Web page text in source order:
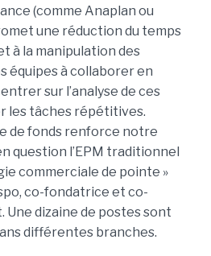
(comme Anaplan ou
une réduction du temps
à la manipulation des
équipes à collaborer en
sur l’analyse de ces
les tâches répétitives.
de fonds renforce notre
question l’EPM traditionnel
commerciale de pointe »
co-fondatrice et co-
dizaine de postes sont
différentes branches.